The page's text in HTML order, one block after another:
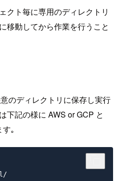
クト毎に専用のディレクトリ
移動してから作業を行うこと
のディレクトリに保存し実行
下記の様に AWS or GCP と
｡